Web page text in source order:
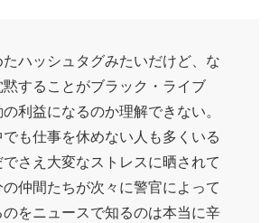
ハッシュタグみたいだけど、な
することがブラック・ライブ
利益になるのか理解できない。
も仕事を休めない人も多くいる
さえ大変なストレスに晒されて
仲間たちが次々に警官によって
をニュースで知るのは本当に辛